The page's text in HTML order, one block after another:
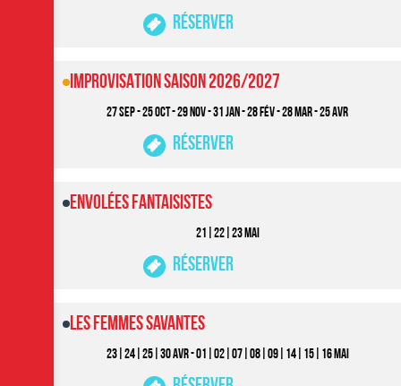
Réserver
27 SEP - 25 OCT - 29 NOV - 31 JAN - 28 FéV - 28 MAR - 25 AVR
IMPROVISATION SAISON 2026/2027
Réserver
21|22|23 MAI
ENVOLÉES FANTAISISTES
Réserver
23|24|25|30 AVR - 01|02|07|08|09|14|15|16 MAI
Les Femmes Savantes